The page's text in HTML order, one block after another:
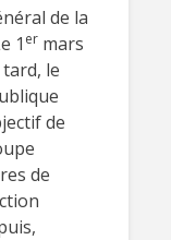
de la
1 er mars
le
de
de